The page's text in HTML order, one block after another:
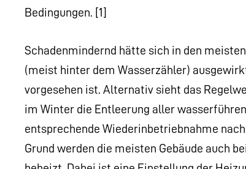
Bedingungen. [1]
Schadenmindernd hätte sich in den
(meist hinter dem Wasserzähler)
vorgesehen ist. Alternativ sieht das
im Winter die Entleerung aller
entsprechende Wiederinbetriebnahme
Grund werden die meisten Gebäude auch